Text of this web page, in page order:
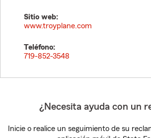
Sitio web:
www.troyplane.com
Teléfono:
719-852-3548
¿Necesita ayuda con un
Inicie o realice un seguimiento de su